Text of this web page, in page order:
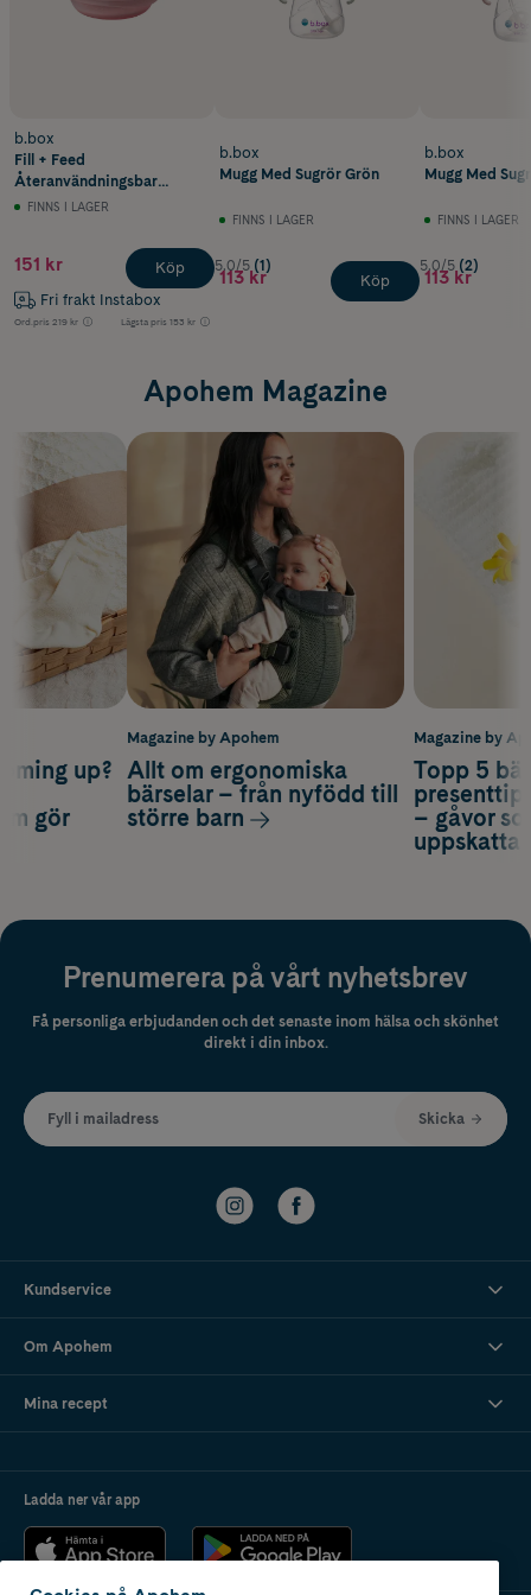
b.box
Fill + Feed
Återanvändningsbar
Klämmis Matlåda Rosa
FINNS I LAGER
151 kr
Fri frakt Instabox
Ord.pris 219 kr Lägsta pris 153 kr
Köp
b.box
Mugg Med Sugrör Grön
FINNS I LAGER
5.0/5 (1)
113 kr Köp
b.box
Mugg Med
FINNS I LAGER
5.0/5 (2)
113 kr
Apohem Magazine
Magazine by
Topp 5
– gåvor
up?
gör
Magazine by Apohem
Allt om ergonomiska
bärselar – från nyfödd till
större barn
Prenumerera på vårt nyhetsbrev
Få personliga erbjudanden och det senaste inom hälsa och skönhet
direkt i din inbox.
Fyll i mailadress Skicka
Kundservice
Om Apohem
Mina recept
Ladda ner vår app